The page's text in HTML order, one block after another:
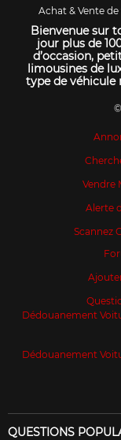
Achat & Vente
Bienvenue sur
jour plus de
d’occasion,
limousines de
type de véhicule
Vendre
Alerte
Scannez
Dédouanement
Dédouanement
QUESTIONS